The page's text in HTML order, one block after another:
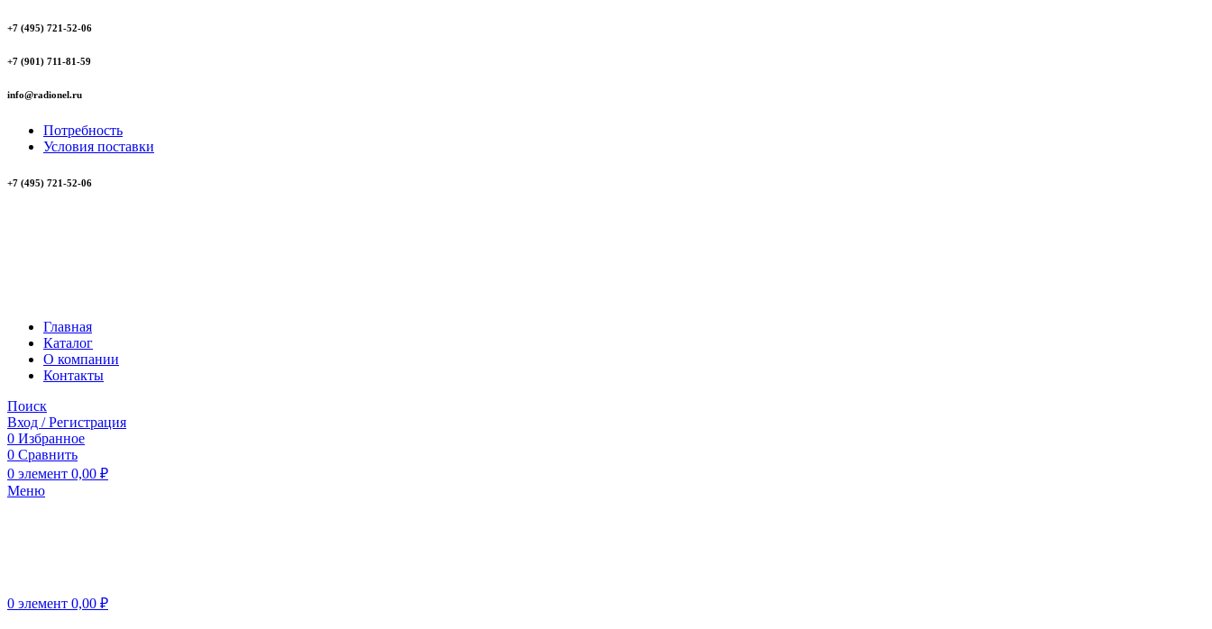
+7 (495) 721-52-06
+7 (901) 711-81-59
info@radionel.ru
Потребность
Условия поставки
+7 (495) 721-52-06
Главная
Каталог
О компании
Контакты
Поиск
Вход / Регистрация
0 Избранное
0 Сравнить
0 элемент 0,00 ₽
Меню
0 элемент 0,00 ₽